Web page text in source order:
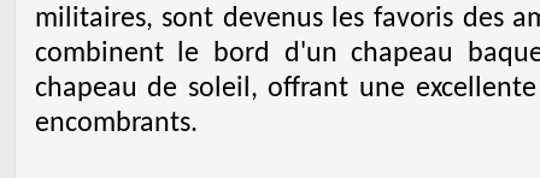
militaires, sont devenus les favoris des
combinent le bord d'un chapeau
chapeau de soleil, offrant une
encombrants.